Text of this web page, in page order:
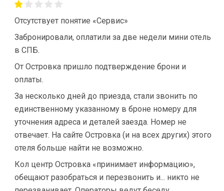
Отсутствует понятие «Сервис»
Забронировали, оплатили за две недели мини отель
в СПБ.
От Островка пришло подтверждение брони и
оплаты.
За несколько дней до приезда, стали звонить по
единственному указанному в броне номеру для
уточнения адреса и деталей заезда. Номер не
отвечает. На сайте Островка (и на всех других) этого
отеля больше найти не возможно.
Кол центр Островка «принимает информацию»,
обещают разобраться и перезвонить и... никто не